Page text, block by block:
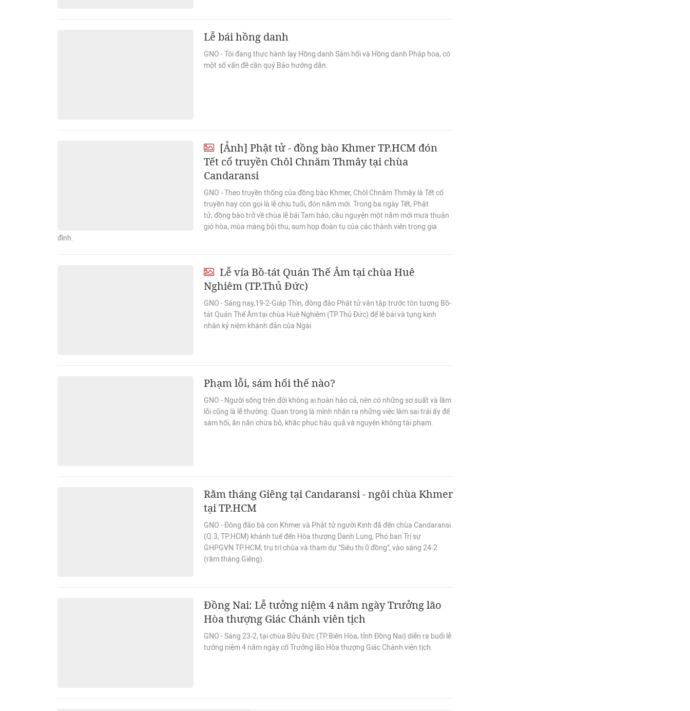
Lễ bái hồng danh
GNO - Tôi đang thực hành lạy Hồng danh Sám hối và Hồng danh Pháp hoa, có
một số vấn đề cần quý Báo hướng dẫn.
[Ảnh] Phật tử - đồng bào Khmer TP.HCM đón
Tết cổ truyền Chôl Chnăm Thmây tại chùa
Candaransi
GNO - Theo truyền thống của đồng bào Khmer, Chôl Chnăm Thmây là Tết cổ
truyền hay còn gọi là lễ chịu tuổi, đón năm mới. Trong ba ngày Tết, Phật
tử, đồng bào trở về chùa lễ bái Tam bảo, cầu nguyện một năm mới mưa thuận
gió hòa, mùa màng bội thu, sum họp đoàn tụ của các thành viên trong gia
đình.
Lễ vía Bồ-tát Quán Thế Âm tại chùa Huê
Nghiêm (TP.Thủ Đức)
GNO - Sáng nay,19-2-Giáp Thìn, đông đảo Phật tử vân tập trước tôn tượng Bồ-
tát Quán Thế Âm tại chùa Huê Nghiêm (TP.Thủ Đức) để lễ bái và tụng kinh
nhân kỷ niệm khánh đản của Ngài.
Phạm lỗi, sám hối thế nào?
GNO - Người sống trên đời không ai hoàn hảo cả, nên có những sơ suất và lầm
lỗi cũng là lẽ thường. Quan trọng là mình nhận ra những việc làm sai trái ấy để
sám hối, ăn năn chừa bỏ, khắc phục hậu quả và nguyện không tái phạm.
Rằm tháng Giêng tại Candaransi - ngôi chùa Khmer
tại TP.HCM
GNO - Đông đảo bà con Khmer và Phật tử người Kinh đã đến chùa Candaransi
(Q.3, TP.HCM) khánh tuế đến Hòa thượng Danh Lung, Phó ban Trị sự
GHPGVN TP.HCM, trụ trì chùa và tham dự "Siêu thị 0 đồng", vào sáng 24-2
(rằm tháng Giêng).
Đồng Nai: Lễ tưởng niệm 4 năm ngày Trưởng lão
Hòa thượng Giác Chánh viên tịch
GNO - Sáng 23-2, tại chùa Bửu Đức (TP.Biên Hòa, tỉnh Đồng Nai) diễn ra buổi lễ
tưởng niệm 4 năm ngày cố Trưởng lão Hòa thượng Giác Chánh viên tịch.